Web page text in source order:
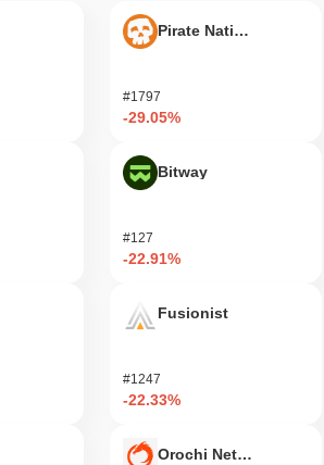
和SDK，以便于集成到现有金融系统和应用
业的可用性。 次级参与者，如流动性提供者和
协作环境促进了一个强大的生态系统，确保所
流动性并维护DUSD平台的完整性。
安全的？
（PoS）共识机制，验证者确认交易并维护网
他们诚实行事。该协议利用先进的加密技术，
算法（ECDSA），确保安全认证并维护数据完
未能正确验证交易实施惩罚。这种双重机制有
并促进安全环境。 其他安全措施包括定期审计
性和运营透明度方面面临审查。2023年中期，
Pirate Nation Token
#1797
-29.05%
Bitway
#127
-22.91%
Fusionist
#1247
-22.33%
Orochi Network